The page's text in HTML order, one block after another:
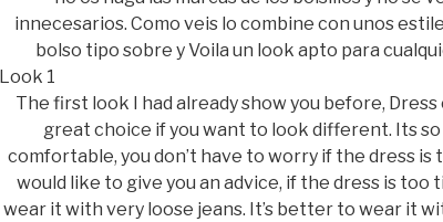
innecesarios. Como veis lo combine con unos
bolso tipo sobre y Voila un look apto para
Look 1
The first look I had already show you before, Dress
great choice if you want to look different. Its so
comfortable, you don’t have to worry if the dress is
would like to give you an advice, if the dress is
wear it with very loose jeans. It’s better to wear it